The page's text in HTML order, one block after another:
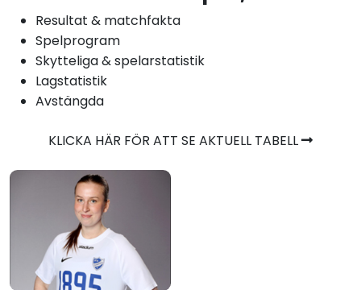
Resultat & matchfakta
Spelprogram
Skytteliga & spelarstatistik
Lagstatistik
Avstängda
KLICKA HÄR FÖR ATT SE AKTUELL TABELL